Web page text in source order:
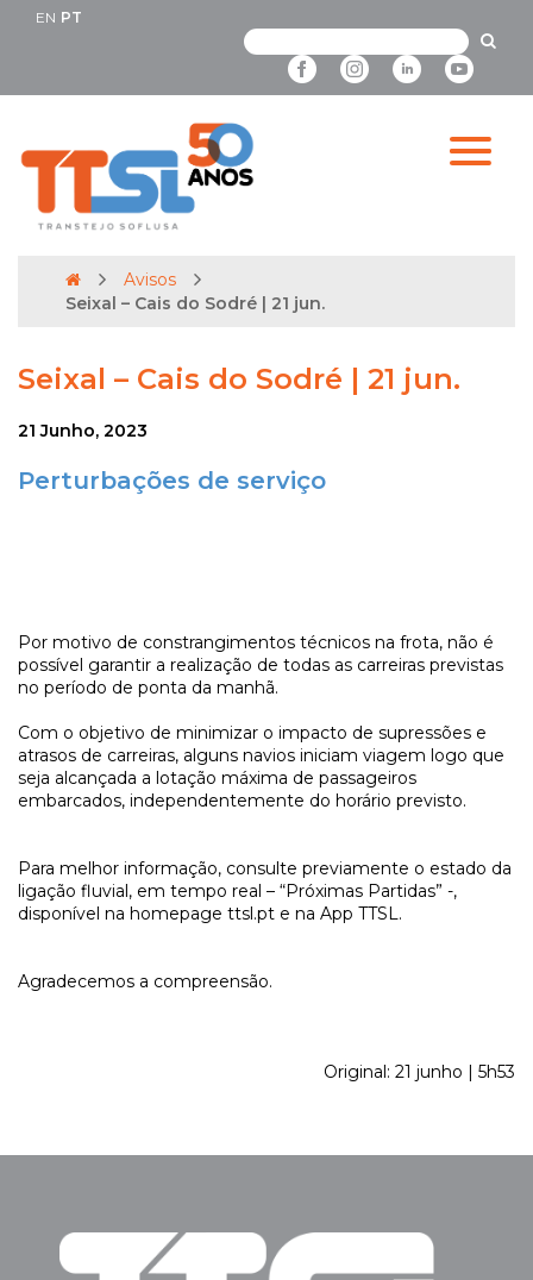
EN PT
Avisos
Seixal – Cais do Sodré | 21 jun.
Seixal – Cais do Sodré | 21 jun.
21 Junho, 2023
Perturbações de serviço
Por motivo de constrangimentos técnicos na frota, não é
possível garantir a realização de todas as carreiras previstas
no período de ponta da manhã.
Com o objetivo de minimizar o impacto de supressões e
atrasos de carreiras, alguns navios iniciam viagem logo que
seja alcançada a lotação máxima de passageiros
embarcados, independentemente do horário previsto.
Para melhor informação, consulte previamente o estado da
ligação fluvial, em tempo real – “Próximas Partidas” -,
disponível na homepage ttsl.pt e na App TTSL.
Agradecemos a compreensão.
Original: 21 junho | 5h53